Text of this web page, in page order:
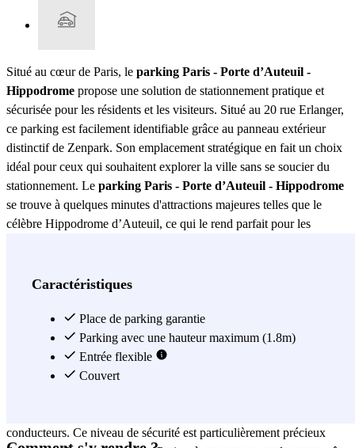
Situé au cœur de Paris, le parking Paris - Porte d’Auteuil -
Hippodrome propose une solution de stationnement pratique et
sécurisée pour les résidents et les visiteurs. Situé au 20 rue Erlanger,
ce parking est facilement identifiable grâce au panneau extérieur
distinctif de Zenpark. Son emplacement stratégique en fait un choix
idéal pour ceux qui souhaitent explorer la ville sans se soucier du
stationnement. Le parking Paris - Porte d’Auteuil - Hippodrome
se trouve à quelques minutes d'attractions majeures telles que le
célèbre Hippodrome d’Auteuil, ce qui le rend parfait pour les
permettant aux utilisateurs de profiter de la ville en toute tranquillité.
aussi une expérience de stationnement sans tracas. L’une des
caractéristiques les plus notables duparking Paris - Porte
d’Auteuil - Hippodromeest sa sécurité. Équipé de systèmes de
surveillance modernes, il garantit la protection de votre véhicule à
conducteurs. Ce niveau de sécurité est particulièrement précieux
Caractéristiques
Place de parking garantie
Parking avec une hauteur maximum (1.8m)
Entrée flexible
Couvert